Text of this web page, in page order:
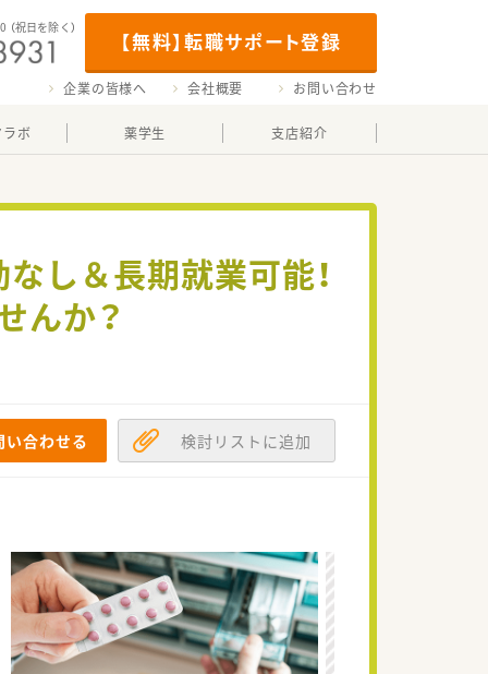
【無料】転職サポート登録
（祝日を除く）
企業の皆様へ 会社概要 お問い合わせ
ボ 薬学生 支店紹介
し＆長期就業可能！
んか？
い合わせる 検討リストに追加